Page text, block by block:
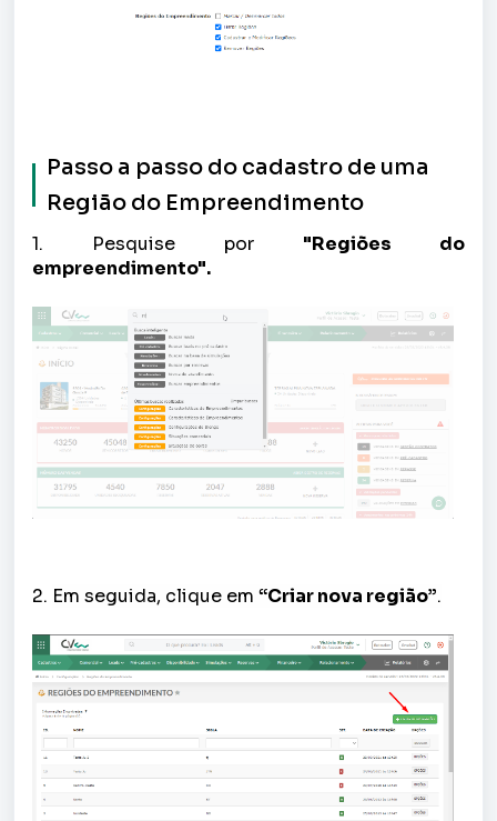
Passo a passo do cadastro de uma
Região do Empreendimento
1. Pesquise por "Regiões do
empreendimento".
2. Em seguida, clique em “Criar nova região”.